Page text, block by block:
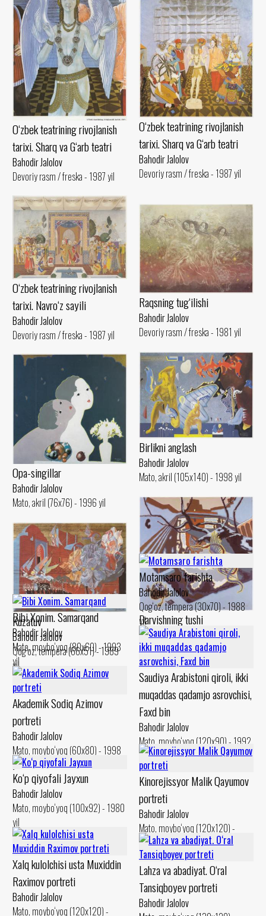
O‘zbek teatrining rivojlanish
tarixi. Sharq va G‘arb teatri
Bahodir Jalolov
Devoriy rasm / freska - 1987 yil
O‘zbek teatrining rivojlanish
tarixi. Sharq va G‘arb teatri
Bahodir Jalolov
Devoriy rasm / freska - 1987 yil
O‘zbek teatrining rivojlanish
tarixi. Navro‘z sayili
Bahodir Jalolov
Devoriy rasm / freska - 1987 yil
Raqsning tug‘ilishi
Bahodir Jalolov
Devoriy rasm / freska - 1981 yil
Birlikni anglash
Bahodir Jalolov
Mato, akril (105x140) - 1998 yil
Opa-singillar
Bahodir Jalolov
Mato, akril (76x76) - 1996 yil
Darvishning tushi
Bahodir Jalolov
Mato, akril (100x100) - 1992 yil
Kuzatuv
Bahodir Jalolov
Qog‘oz, tempera (66x51) - 1989
yil
Motamsaro farishta
Bahodir Jalolov
Qog‘oz, tempera (30x70) - 1988
yil
Bibi Xonim. Samarqand
Bahodir Jalolov
Mato, moybo‘yoq (80x60) - 1993
yil
Saudiya Arabistoni qiroli, ikki
muqaddas qadamjo asrovchisi,
Faxd bin
Bahodir Jalolov
Mato, moybo‘yoq (120x90) - 1992
yil
Akademik Sodiq Azimov
portreti
Bahodir Jalolov
Mato, moybo‘yoq (60x80) - 1998
yil
Kinorejissyor Malik Qayumov
portreti
Bahodir Jalolov
Mato, moybo‘yoq (120x120) -
1984 yil
Ko‘p qiyofali Jayxun
Bahodir Jalolov
Mato, moybo‘yoq (100x92) - 1980
yil
Xalq kulolchisi usta Muxiddin
Raximov portreti
Bahodir Jalolov
Mato, moybo‘yoq (120x120) -
Lahza va abadiyat. O‘ral
Tansiqboyev portreti
Bahodir Jalolov